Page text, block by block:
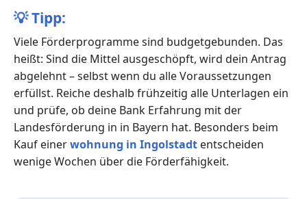
💡Tipp:
Viele Förderprogramme sind budgetgebunden. Das
heißt: Sind die Mittel ausgeschöpft, wird dein Antrag
abgelehnt – selbst wenn du alle Voraussetzungen
erfüllst. Reiche deshalb frühzeitig alle Unterlagen ein
und prüfe, ob deine Bank Erfahrung mit der
Landesförderung in in Bayern hat. Besonders beim
Kauf einerwohnung in Ingolstadt entscheiden
wenige Wochen über die Förderfähigkeit.